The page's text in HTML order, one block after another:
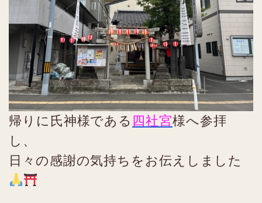
帰りに氏神様である 四社宮様へ参拝
し、
日々の感謝の気持ちをお伝えしました